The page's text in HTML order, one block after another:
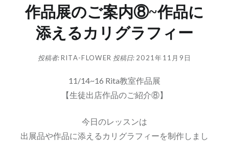
作品展のご案内⑧~作品に
添えるカリグラフィー
投稿者:RITA-FLOWER 投稿日: 2021年11月9日
11/14~16 Rita教室作品展
【生徒出店作品のご紹介⑧】
今日のレッスンは
出展品や作品に添えるカリグラフィーを制作しまし